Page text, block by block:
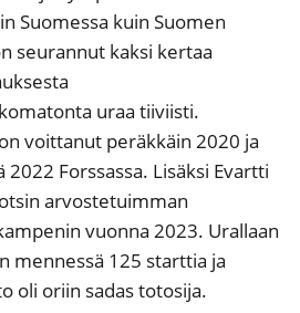
Suomessa kuin Suomen
seurannut kaksi kertaa
uraa tiiviisti.
voittanut peräkkäin 2020 ja
2022 Forssassa. Lisäksi Evartti
arvostetuimman
vuonna 2023. Urallaan
mennessä 125 starttia ja
oli oriin sadas totosija.